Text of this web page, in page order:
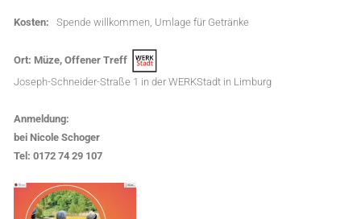
Kosten: Spende willkommen, Umlage für Getränke
Ort: Müze, Offener Treff
Joseph-Schneider-Straße 1 in der WERKStadt in Limburg
Anmeldung:
bei Nicole Schoger
Tel: 0172 74 29 107